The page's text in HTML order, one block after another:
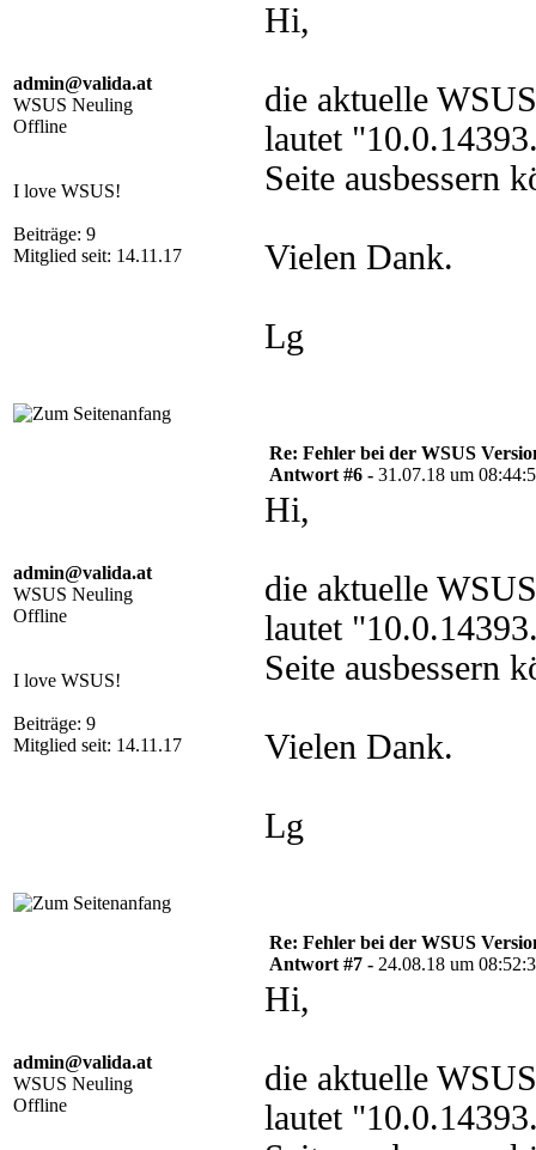
admin@valida.at
WSUS Neuling
Offline
I love WSUS!
Beiträge: 9
Mitglied seit: 14.11.17
Hi,
die aktuelle
lautet
Seite ausbessern
Vielen Dank.
Lg
admin@valida.at
WSUS Neuling
Offline
I love WSUS!
Beiträge: 9
Mitglied seit: 14.11.17
Re: Fehler bei der WSUS
Antwort #6 - 31.07.18 um
Hi,
die aktuelle
lautet
Seite ausbessern
Vielen Dank.
Lg
admin@valida.at
WSUS Neuling
Offline
Re: Fehler bei der WSUS
Antwort #7 - 24.08.18 um
Hi,
die aktuelle
lautet